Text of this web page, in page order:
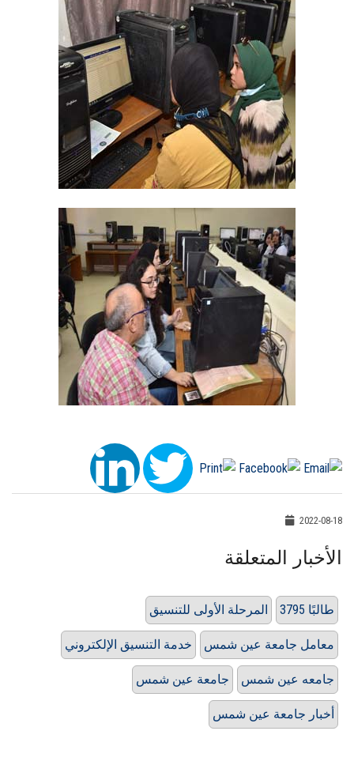
2022-08-18
الأخبار المتعلقة
المرحلة الأولى للتنسيق 3795 طالبًا
خدمة التنسيق الإلكتروني معامل جامعة عين شمس
جامعة عين شمس جامعه عين شمس
أخبار جامعة عين شمس